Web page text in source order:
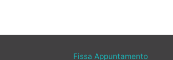
Fissa Appuntamento